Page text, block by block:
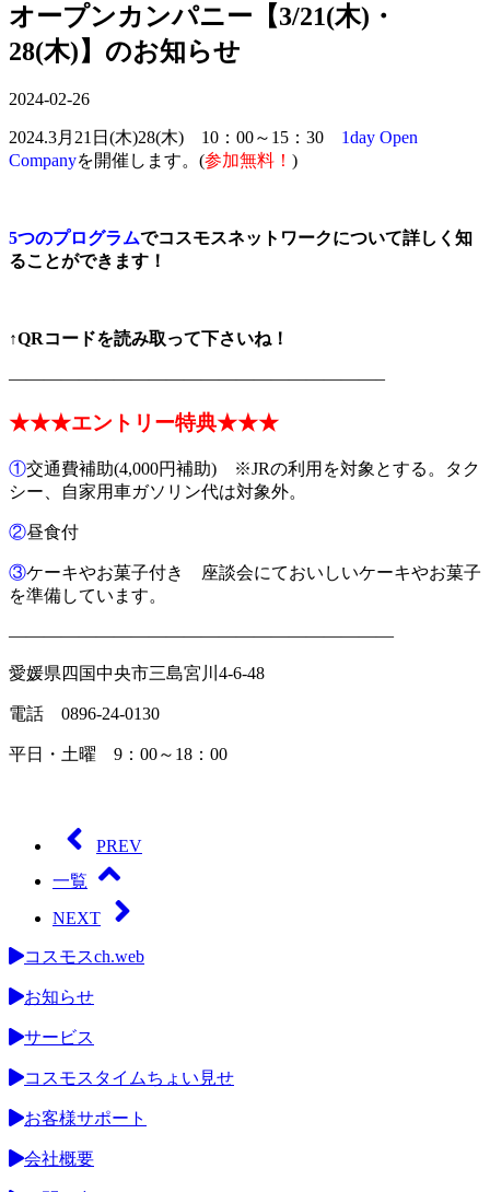
オープンカンパニー【3/21(木)・
28(木)】のお知らせ
2024-02-26
2024.3月21日(木)28(木) 10：00～15：30 1day Open
Companyを開催します。(参加無料！ )
5つのプログラムでコスモスネットワークについて詳しく知
ることができます！
↑QRコードを読み取って下さいね！
—————————————————————–
★★★エントリー特典★★★
①交通費補助(4,000円補助) ※JRの利用を対象とする。タク
シー、自家用車ガソリン代は対象外。
②昼食付
③ケーキやお菓子付き 座談会にておいしいケーキやお菓子
を準備しています。
——————————————————————
愛媛県四国中央市三島宮川4-6-48
電話 0896-24-0130
平日・土曜 9：00～18：00
PREV
一覧
NEXT
コスモスch.web
お知らせ
サービス
コスモスタイムちょい見せ
お客様サポート
会社概要